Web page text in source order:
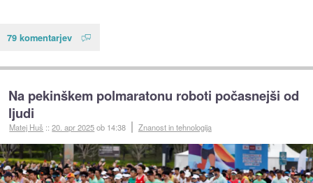
79 komentarjev
Na pekinškem polmaratonu roboti počasnejši od
ljudi
Matej Huš ::20. apr 2025ob 14:38 Znanost in tehnologija